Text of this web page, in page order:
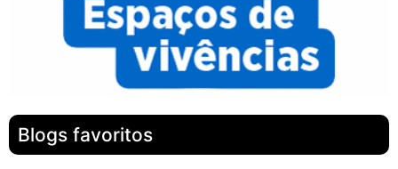
Blogs favoritos